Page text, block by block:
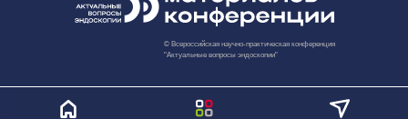
© Всероссийская научно-практическая конференция
"Актуальные вопросы эндоскопии"